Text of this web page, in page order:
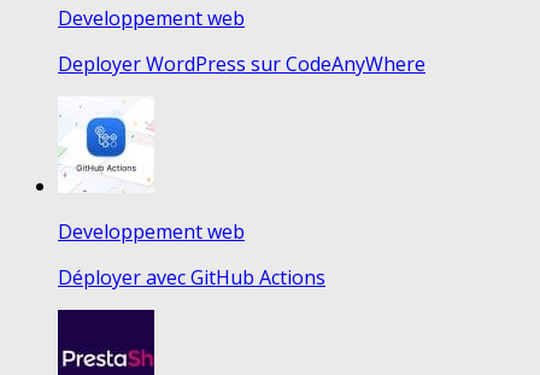
Developpement web
Deployer WordPress sur CodeAnyWhere
Developpement web
Déployer avec GitHub Actions